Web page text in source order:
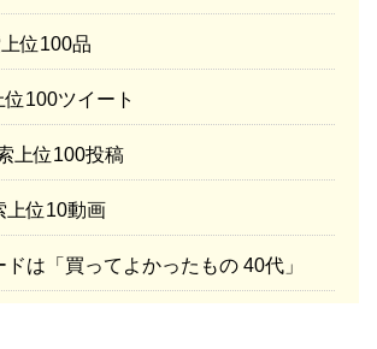
位100品
100ツイート
上位100投稿
上位10動画
は「買ってよかったもの 40代」